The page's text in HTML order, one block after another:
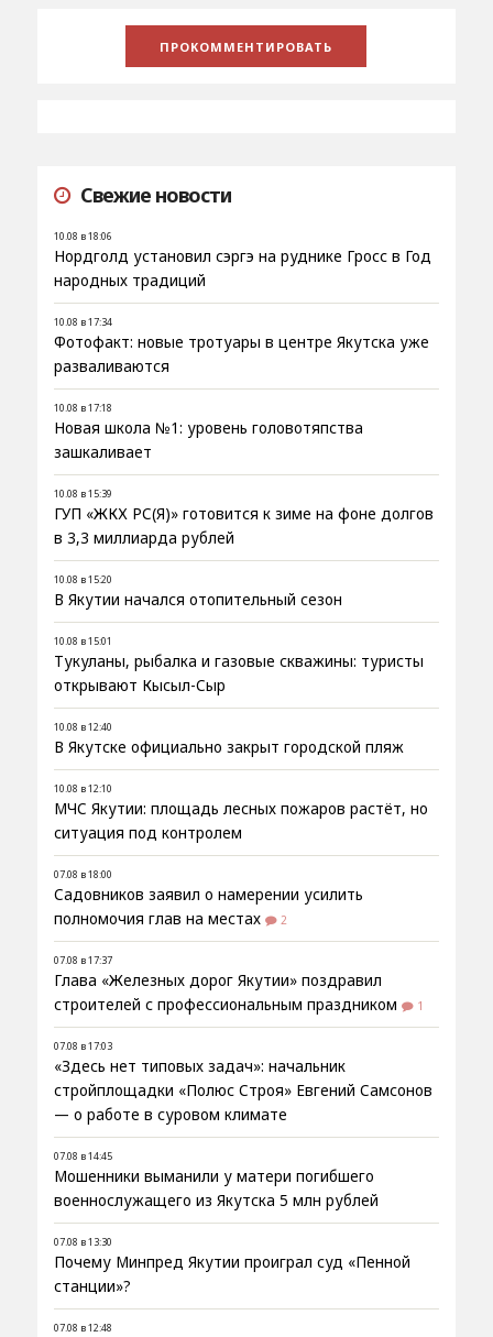
Свежие новости
10.08 в 18:06
Нордголд установил сэргэ на руднике Гросс в Год
народных традиций
10.08 в 17:34
Фотофакт: новые тротуары в центре Якутска уже
разваливаются
10.08 в 17:18
Новая школа №1: уровень головотяпства
зашкаливает
10.08 в 15:39
ГУП «ЖКХ РС(Я)» готовится к зиме на фоне долгов
в 3,3 миллиарда рублей
10.08 в 15:20
В Якутии начался отопительный сезон
10.08 в 15:01
Тукуланы, рыбалка и газовые скважины: туристы
открывают Кысыл-Сыр
10.08 в 12:40
В Якутске официально закрыт городской пляж
10.08 в 12:10
МЧС Якутии: площадь лесных пожаров растёт, но
ситуация под контролем
07.08 в 18:00
Садовников заявил о намерении усилить
полномочия глав на местах
2
07.08 в 17:37
Глава «Железных дорог Якутии» поздравил
строителей с профессиональным праздником
1
07.08 в 17:03
«Здесь нет типовых задач»: начальник
стройплощадки «Полюс Строя» Евгений Самсонов
— о работе в суровом климате
07.08 в 14:45
Мошенники выманили у матери погибшего
военнослужащего из Якутска 5 млн рублей
07.08 в 13:30
Почему Минпред Якутии проиграл суд «Пенной
станции»?
07.08 в 12:48